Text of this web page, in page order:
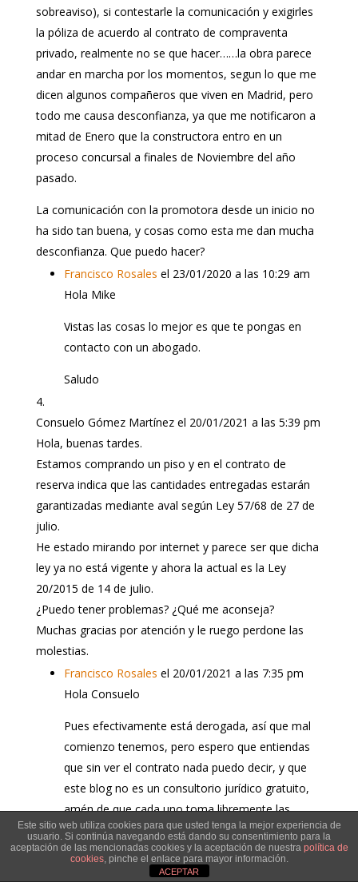
sobreaviso), si contestarle la comunicación y exigirles
la póliza de acuerdo al contrato de compraventa
privado, realmente no se que hacer……la obra parece
andar en marcha por los momentos, segun lo que me
dicen algunos compañeros que viven en Madrid, pero
todo me causa desconfianza, ya que me notificaron a
mitad de Enero que la constructora entro en un
proceso concursal a finales de Noviembre del año
pasado.
La comunicación con la promotora desde un inicio no
ha sido tan buena, y cosas como esta me dan mucha
desconfianza. Que puedo hacer?
Francisco Rosales el 23/01/2020 a las 10:29 am
Hola Mike
Vistas las cosas lo mejor es que te pongas en
contacto con un abogado.
Saludo
Consuelo Gómez Martínez el 20/01/2021 a las 5:39 pm
Hola, buenas tardes.
Estamos comprando un piso y en el contrato de
reserva indica que las cantidades entregadas estarán
garantizadas mediante aval según Ley 57/68 de 27 de
julio.
He estado mirando por internet y parece ser que dicha
ley ya no está vigente y ahora la actual es la Ley
20/2015 de 14 de julio.
¿Puedo tener problemas? ¿Qué me aconseja?
Muchas gracias por atención y le ruego perdone las
molestias.
Francisco Rosales el 20/01/2021 a las 7:35 pm
Hola Consuelo
Pues efectivamente está derogada, así que mal
comienzo tenemos, pero espero que entiendas
que sin ver el contrato nada puedo decir, y que
este blog no es un consultorio jurídico gratuito,
amén de que cada uno toma libremente las
decisiones que quiera tomar.
Lo único que puedo recomendarte es que
Este sitio web utiliza cookies para que usted tenga la mejor experiencia de
usuario. Si continúa navegando está dando su consentimiento para la
aceptación de las mencionadas cookies y la aceptación de nuestra política de
cookies, pinche el enlace para mayor información.
ACEPTAR